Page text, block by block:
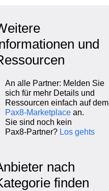
und
An alle Partner: Melden Sie
sich für mehr Details und
Ressourcen einfach auf dem
Pax8‑Marketplace an.
Sie sind noch kein
Pax8‑Partner? Los gehts
nach
finden